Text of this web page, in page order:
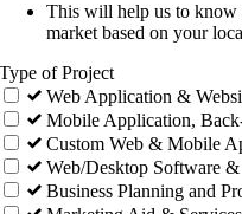
This will help us to know
market based on your
Type of Project
Web Application &
Mobile Application,
Custom Web & Mobile
Web/Desktop Software
Business Planning and